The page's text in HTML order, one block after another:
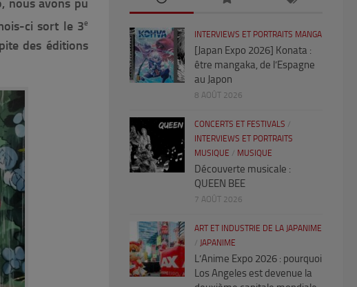
nous avons pu
ci sort le 3e
des éditions
INTERVIEWS ET PORTRAITS MANGA
[Japan Expo 2026] Konata :
être mangaka, de l’Espagne
au Japon
8 AOÛT 2026
CONCERTS ET FESTIVALS /
INTERVIEWS ET PORTRAITS
MUSIQUE / MUSIQUE
Découverte musicale :
QUEEN BEE
7 AOÛT 2026
ART ET INDUSTRIE DE LA JAPANIME
/ JAPANIME
L’Anime Expo 2026 : pourquoi
Los Angeles est devenue la